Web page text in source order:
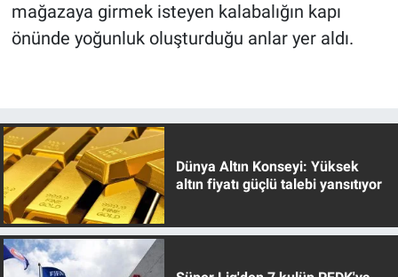
mağazaya girmek isteyen kalabalığın kapı
önünde yoğunluk oluşturduğu anlar yer aldı.
Dünya Altın Konseyi: Yüksek
altın fiyatı güçlü talebi yansıtıyor